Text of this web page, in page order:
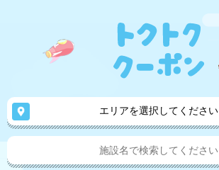
エリアを選択してください